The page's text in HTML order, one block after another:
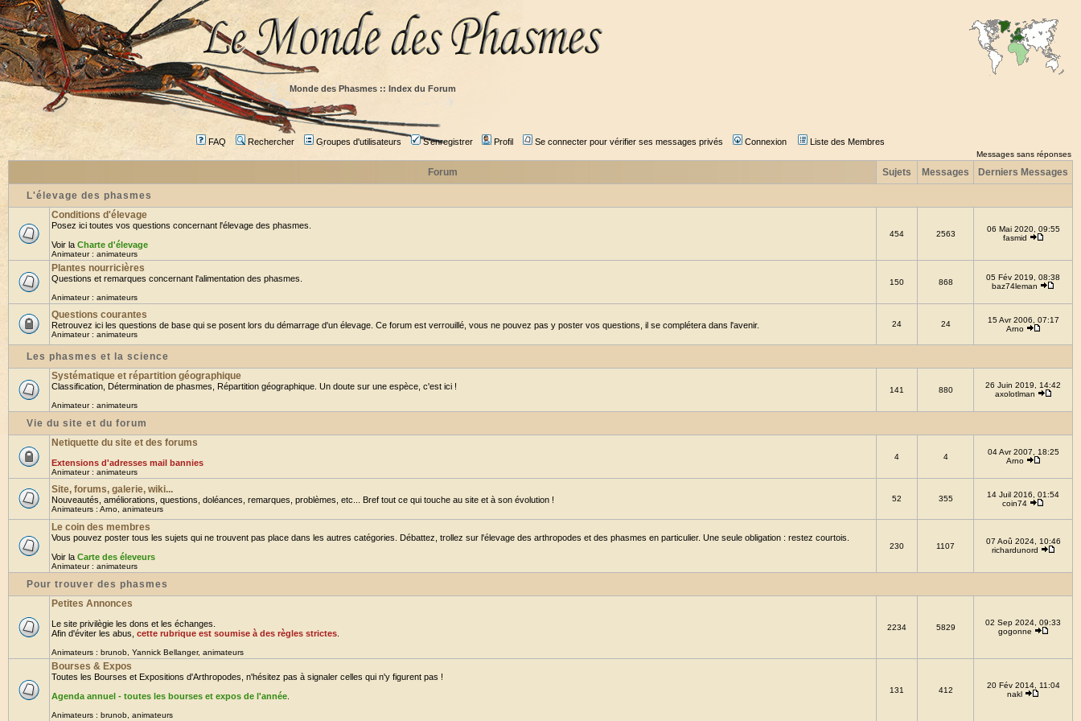
Monde des Phasmes :: Index du Forum
FAQ Rechercher Groupes d'utilisateurs S'enregistrer Profil Se connecter pour vérifier ses messages privés Connexion Liste des Membres
Messages sans réponses
Forum Sujets Messages Derniers Messages
L'élevage des phasmes
Conditions d'élevage
Posez ici toutes vos questions concernant l'élevage des phasmes.
Voir la Charte d'élevage
Animateur : animateurs
454 2563
06 Mai 2020, 09:55
fasmid
Plantes nourricières
Questions et remarques concernant l'alimentation des phasmes.
Animateur : animateurs
150 868
05 Fév 2019, 08:38
baz74leman
Questions courantes
Retrouvez ici les questions de base qui se posent lors du démarrage d'un élevage. Ce forum est verrouillé, vous ne pouvez pas y poster vos questions, il se complétera dans l'avenir.
Animateur : animateurs
24 24
15 Avr 2006, 07:17
Arno
Les phasmes et la science
Systématique et répartition géographique
Classification, Détermination de phasmes, Répartition géographique. Un doute sur une espèce, c'est ici !
Animateur : animateurs
141 880
26 Juin 2019, 14:42
axolotlman
Vie du site et du forum
Netiquette du site et des forums
Extensions d'adresses mail bannies
Animateur : animateurs
4 4
04 Avr 2007, 18:25
Arno
Site, forums, galerie, wiki...
Nouveautés, améliorations, questions, doléances, remarques, problèmes, etc... Bref tout ce qui touche au site et à son évolution !
Animateurs : Arno animateurs
52 355
14 Juil 2016, 01:54
coin74
Le coin des membres
Vous pouvez poster tous les sujets qui ne trouvent pas place dans les autres catégories. Débattez, trollez sur l'élevage des arthropodes et des phasmes en particulier. Une seule obligation : restez courtois.
Voir la Carte des éleveurs
Animateur : animateurs
230 1107
07 Aoû 2024, 10:46
richardunord
Pour trouver des phasmes
Petites Annonces
Le site privilègie les dons et les échanges.
Afin d'éviter les abus, cette rubrique est soumise à des règles strictes
Animateurs : brunob Yannick Bellanger, animateurs
2234 5829
02 Sep 2024, 09:33
gogonne
Bourses & Expos
Toutes les Bourses et Expositions d'Arthropodes, n'hésitez pas à signaler celles qui n'y figurent pas !
Agenda annuel - toutes les bourses et expos de l'année
Animateurs : brunob animateurs
131 412
20 Fév 2014, 11:04
nakl